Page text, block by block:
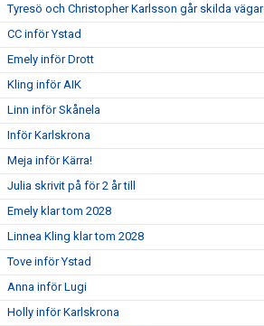
Tyresö och Christopher Karlsson går skilda vägar
CC inför Ystad
Emely inför Drott
Kling inför AIK
Linn inför Skånela
Inför Karlskrona
Meja inför Kärra!
Julia skrivit på för 2 år till
Emely klar tom 2028
Linnea Kling klar tom 2028
Tove inför Ystad
Anna inför Lugi
Holly inför Karlskrona